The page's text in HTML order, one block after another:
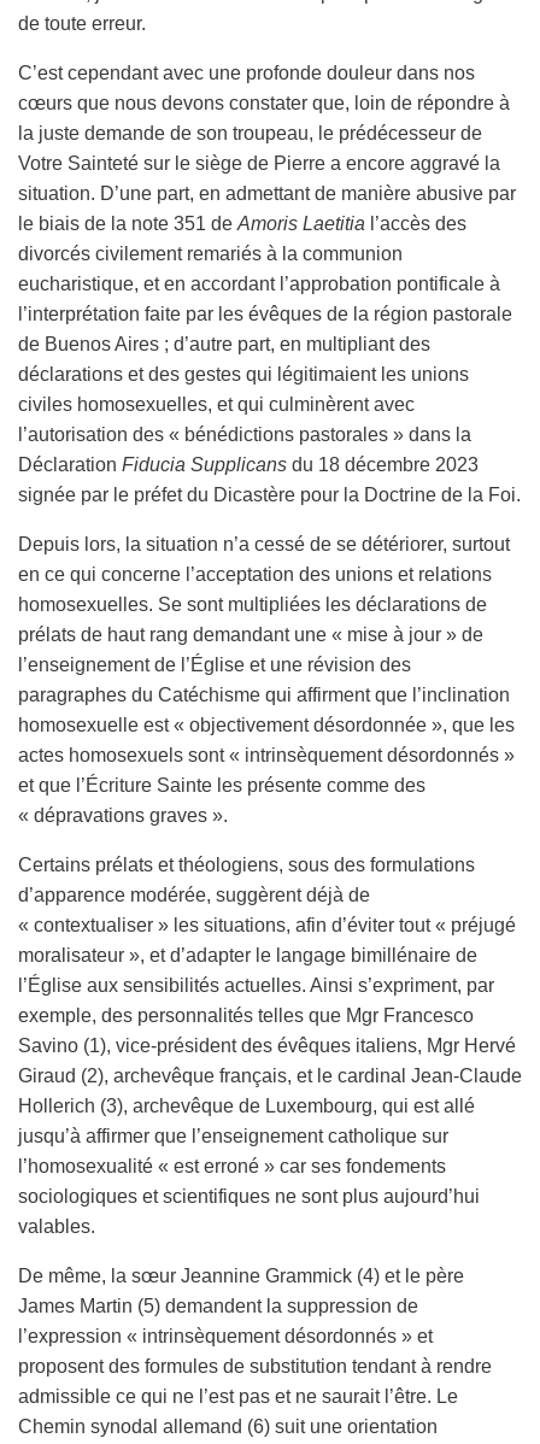
de toute erreur.
C’est cependant avec une profonde douleur dans nos
cœurs que nous devons constater que, loin de répondre à
la juste demande de son troupeau, le prédécesseur de
Votre Sainteté sur le siège de Pierre a encore aggravé la
situation. D’une part, en admettant de manière abusive par
le biais de la note 351 de Amoris Laetitia l’accès des
divorcés civilement remariés à la communion
eucharistique, et en accordant l’approbation pontificale à
l’interprétation faite par les évêques de la région pastorale
de Buenos Aires ; d’autre part, en multipliant des
déclarations et des gestes qui légitimaient les unions
civiles homosexuelles, et qui culminèrent avec
l’autorisation des « bénédictions pastorales » dans la
Déclaration Fiducia Supplicans du 18 décembre 2023
signée par le préfet du Dicastère pour la Doctrine de la Foi.
Depuis lors, la situation n’a cessé de se détériorer, surtout
en ce qui concerne l’acceptation des unions et relations
homosexuelles. Se sont multipliées les déclarations de
prélats de haut rang demandant une « mise à jour » de
l’enseignement de l’Église et une révision des
paragraphes du Catéchisme qui affirment que l’inclination
homosexuelle est « objectivement désordonnée », que les
actes homosexuels sont « intrinsèquement désordonnés »
et que l’Écriture Sainte les présente comme des
« dépravations graves ».
Certains prélats et théologiens, sous des formulations
d’apparence modérée, suggèrent déjà de
« contextualiser » les situations, afin d’éviter tout « préjugé
moralisateur », et d’adapter le langage bimillénaire de
l’Église aux sensibilités actuelles. Ainsi s’expriment, par
exemple, des personnalités telles que Mgr Francesco
Savino (1), vice-président des évêques italiens, Mgr Hervé
Giraud (2), archevêque français, et le cardinal Jean-Claude
Hollerich (3), archevêque de Luxembourg, qui est allé
jusqu’à affirmer que l’enseignement catholique sur
l’homosexualité « est erroné » car ses fondements
sociologiques et scientifiques ne sont plus aujourd’hui
valables.
De même, la sœur Jeannine Grammick (4) et le père
James Martin (5) demandent la suppression de
l’expression « intrinsèquement désordonnés » et
proposent des formules de substitution tendant à rendre
admissible ce qui ne l’est pas et ne saurait l’être. Le
Chemin synodal allemand (6) suit une orientation